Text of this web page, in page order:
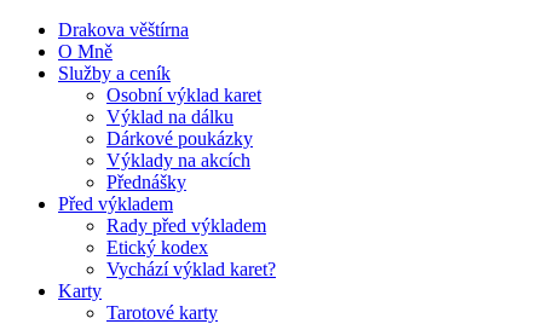
Drakova věštírna
O Mně
Služby a ceník
Osobní výklad karet
Výklad na dálku
Dárkové poukázky
Výklady na akcích
Přednášky
Před výkladem
Rady před výkladem
Etický kodex
Vychází výklad karet?
Karty
Tarotové karty